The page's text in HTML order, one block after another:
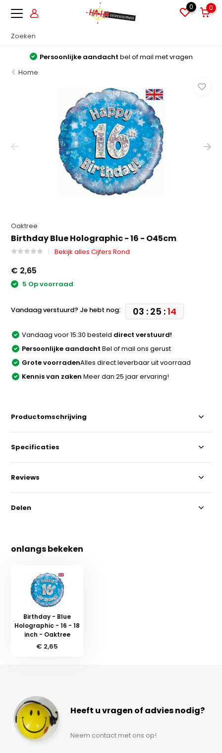
0 0
Persoonlijke aandacht bel of mail met vragen
Home
Oaktree
Birthday Blue Holographic - 16 - O45cm
Bekijk alles Cijfers Rond
€ 2,65
5 Op voorraad
Vandaag verstuurd? Je hebt nog: 03 : 25 :14
Vandaag voor 15:30 besteld direct verstuurd!
Persoonlijke aandacht Bel of mail ons gerust
Grote voorradenAlles direct leverbaar uit voorraad
Kennis van zaken Meer dan 25 jaar ervaring!
Productomschrijving
Specificaties
Reviews
Delen
onlangs bekeken
Birthday - Blue
Holographic - 16 - 18
inch - Oaktree
€ 2,65
Heeft u vragen of advies nodig?
Neem contact met ons op!